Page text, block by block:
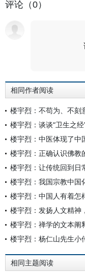
评论（0）
相同作者阅读
楼宇烈：不苟为、不刻
楼宇烈：谈谈“卫生之经
楼宇烈：中医体现了中
楼宇烈：正确认识佛教
楼宇烈：让传统回到日
楼宇烈：我国宗教中国
楼宇烈：中国人有着怎
楼宇烈：发扬人文精神
楼宇烈：禅学的文本
楼宇烈：杨仁山先生小
相同主题阅读